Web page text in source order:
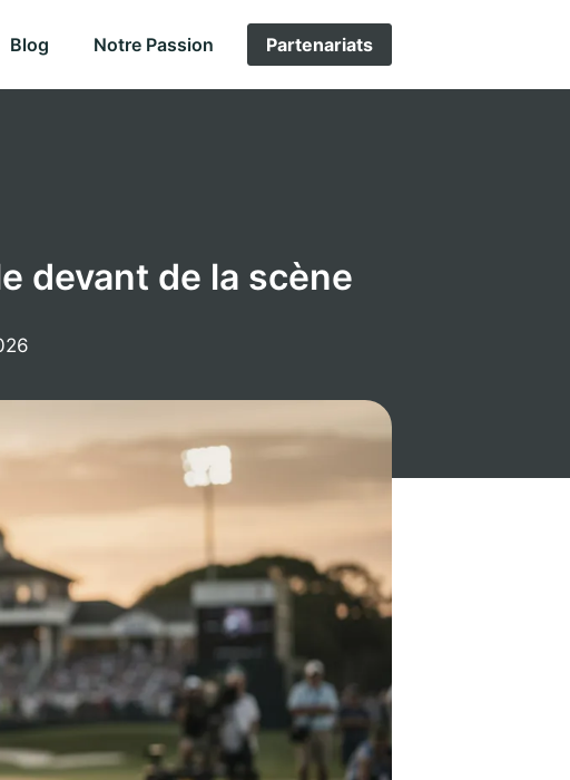
Blog Notre Passion Partenariats
devant de la scène